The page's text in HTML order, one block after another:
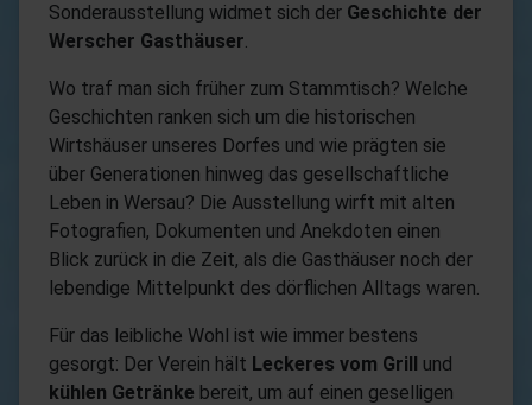
Sonderausstellung widmet sich der Geschichte der
Werscher Gasthäuser.
Wo traf man sich früher zum Stammtisch? Welche
Geschichten ranken sich um die historischen
Wirtshäuser unseres Dorfes und wie prägten sie
über Generationen hinweg das gesellschaftliche
Leben in Wersau? Die Ausstellung wirft mit alten
Fotografien, Dokumenten und Anekdoten einen
Blick zurück in die Zeit, als die Gasthäuser noch der
lebendige Mittelpunkt des dörflichen Alltags waren.
Für das leibliche Wohl ist wie immer bestens
gesorgt: Der Verein hält Leckeres vom Grill und
kühlen Getränke bereit, um auf einen geselligen